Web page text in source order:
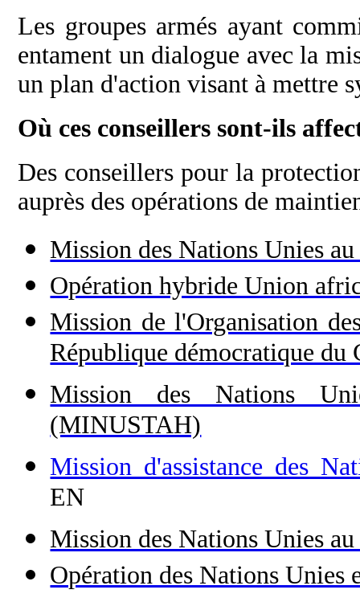
Les groupes armés ayant
entament un dialogue avec la
un plan d'action visant à mettre
Où ces conseillers sont-ils
Des conseillers pour la
auprès des opérations de
Mission des Nations Unies
Opération hybride Union
Mission de l'Organisation
République démocratique
Mission des Nations
(MINUSTAH)
Mission d'assistance des
EN
Mission des Nations Unies
Opération des Nations